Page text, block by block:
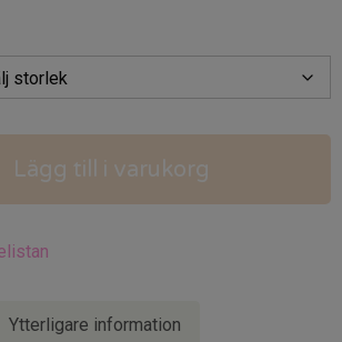
Lägg till i varukorg
Ytterligare information